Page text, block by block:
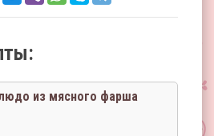
из мясного фарша